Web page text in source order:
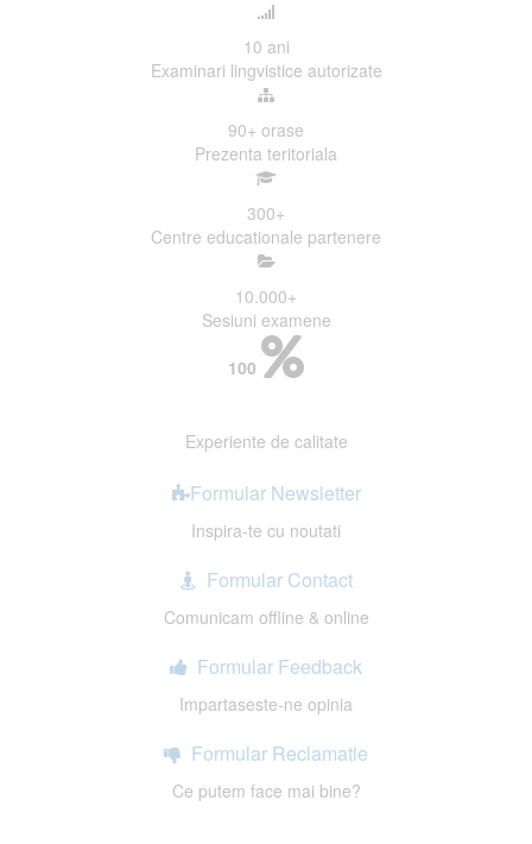
10 ani
Examinari lingvistice autorizate
90+ orase
Prezenta teritoriala
300+
Centre educationale partenere
10.000+
Sesiuni examene
100
Experiente de calitate
Formular Newsletter
Inspira-te cu noutati
Formular Contact
Comunicam offline & online
Formular Feedback
Impartaseste-ne opinia
Formular Reclamatie
Ce putem face mai bine?